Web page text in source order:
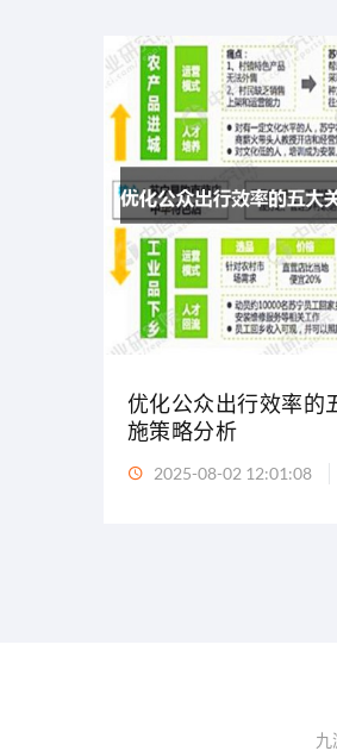
优化公众出行效率的
施策略分析
2025-08-02 12:01:08
九